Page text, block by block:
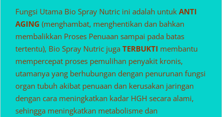
Fungsi Utama Bio Spray Nutric ini adalah untuk ANTI
AGING (menghambat, menghentikan dan bahkan
membalikkan Proses Penuaan sampai pada batas
tertentu), Bio Spray Nutric juga TERBUKTI membantu
mempercepat proses pemulihan penyakit kronis,
utamanya yang berhubungan dengan penurunan fungsi
organ tubuh akibat penuaan dan kerusakan jaringan
dengan cara meningkatkan kadar HGH secara alami,
sehingga meningkatkan metabolisme dan